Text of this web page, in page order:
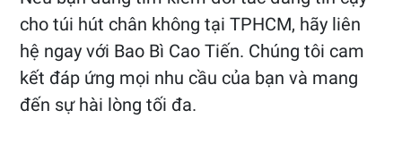
cho túi hút chân không tại TPHCM, hãy liên
hệ ngay với Bao Bì Cao Tiến. Chúng tôi cam
kết đáp ứng mọi nhu cầu của bạn và mang
đến sự hài lòng tối đa.